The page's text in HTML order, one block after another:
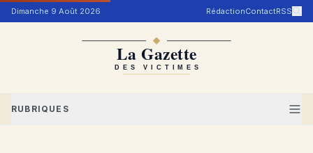
Aller au contenu
Dimanche 9 Août 2026 RédactionContactRSS
RUBRIQUES